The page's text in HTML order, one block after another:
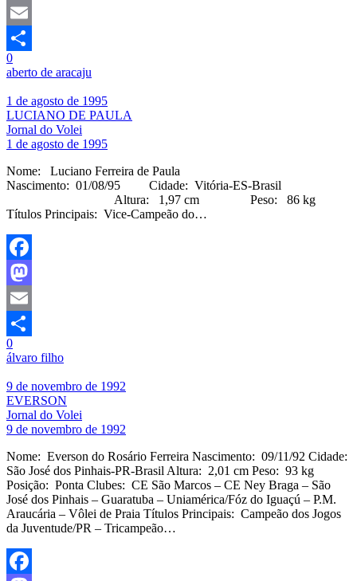
Mastodon
Email
Share
0
aberto de aracaju
1 de agosto de 1995
LUCIANO DE PAULA
Jornal do Volei
1 de agosto de 1995
Nome: Luciano Ferreira de Paula
Nascimento: 01/08/95 Cidade: Vitória-ES-Brasil
Altura: 1,97 cm Peso: 86 kg
Títulos Principais: Vice-Campeão do…
Facebook
Mastodon
Email
Share
0
álvaro filho
9 de novembro de 1992
EVERSON
Jornal do Volei
9 de novembro de 1992
Nome: Everson do Rosário Ferreira Nascimento: 09/11/92 Cidade:
São José dos Pinhais-PR-Brasil Altura: 2,01 cm Peso: 93 kg
Posição: Ponta Clubes: CE São Marcos – CE Ney Braga – São
José dos Pinhais – Guaratuba – Uniamérica/Fóz do Iguaçú – P.M.
Araucária – Vôlei de Praia Títulos Principais: Campeão dos Jogos
da Juventude/PR – Tricampeão…